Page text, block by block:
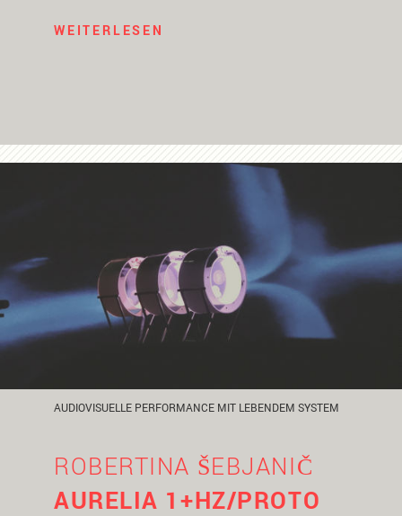
WEITERLESEN
AUDIOVISUELLE PERFORMANCE MIT LEBENDEM SYSTEM
ROBERTINA ŠEBJANIČ
AURELIA 1+HZ/PROTO